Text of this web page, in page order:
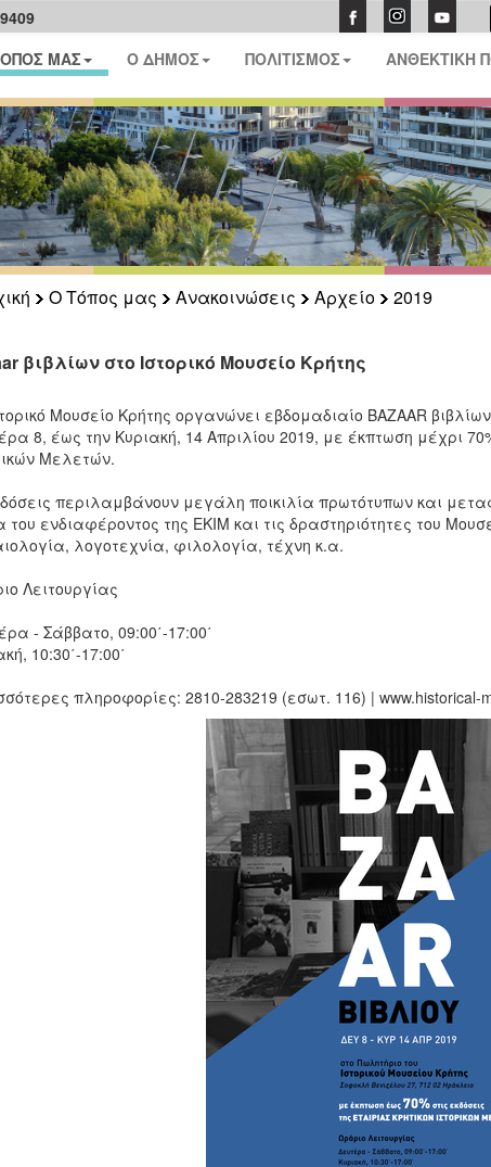
ΜΑΣ Ο ΔΗΜΟΣ ΠΟΛΙΤΙΣΜΟΣ ΑΝΘΕΚΤΙΚΗ
Ο Τόπος μας Ανακοινώσεις Αρχείο
2019
βιβλίων στο Ιστορικό Μουσείο Κρήτης
Μουσείο Κρήτης οργανώνει εβδομαδιαίο BAZAAR
8, έως την Κυριακή, 14 Απριλίου 2019, με έκπτωση μέχρι
Μελετών.
περιλαμβάνουν μεγάλη ποικιλία πρωτότυπων και
του ενδιαφέροντος της ΕΚΙΜ και τις δραστηριότητες του
λογοτεχνία, φιλολογία, τέχνη κ.α.
Λειτουργίας
- Σάββατο, 09:00΄-17:00΄
10:30΄-17:00΄
πληροφορίες: 2810-283219 (εσωτ. 116) | www.historical-